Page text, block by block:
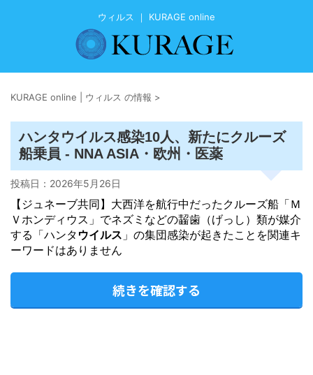
ウィルス ｜ KURAGE online
KURAGE online | ウィルス の情報 >
ハンタウイルス感染10人、新たにクルーズ
船乗員 - NNA ASIA・欧州・医薬
投稿日： 2026年5月26日
【ジュネーブ共同】大西洋を航行中だったクルーズ船「Ｍ
Ｖホンディウス」でネズミなどの齧歯（げっし）類が媒介
する「ハンタ ウイルス 」の集団感染が起きたことを関連キ
ーワードはありません
続きを確認する